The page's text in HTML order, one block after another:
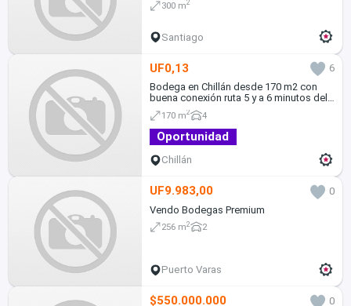
300 m2
Santiago
UF0,13
6
Bodega en Chillán desde 170 m2 con
buena conexión ruta 5 y a 6 minutos del
centro de la ciudad
170 m2 4
Oportunidad
Chillán
UF9.983,00
0
Vendo Bodegas Premium
256 m2 2
Puerto Varas
$550.000.000 0